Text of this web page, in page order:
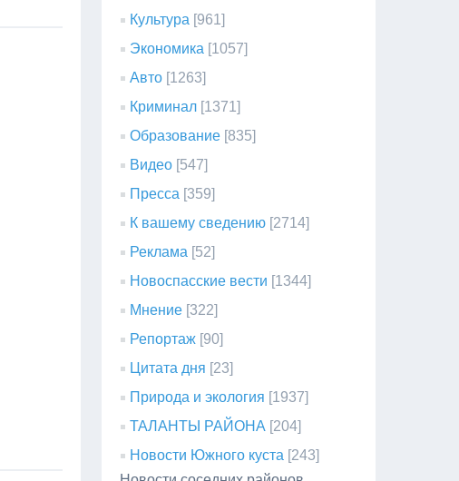
Культура [961]
Экономика [1057]
Авто [1263]
Криминал [1371]
Образование [835]
Видео [547]
Пресса [359]
К вашему сведению [2714]
Реклама [52]
Новоспасские вести [1344]
Мнение [322]
Репортаж [90]
Цитата дня [23]
Природа и экология [1937]
ТАЛАНТЫ РАЙОНА [204]
Новости Южного куста [243]